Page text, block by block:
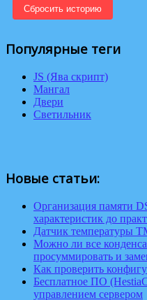
Сбросить историю
Популярные теги
JS (Ява скрипт)
Мангал
Двери
Светильник
Новые статьи:
Организация памяти
характеристик до
Датчик температуры
Можно ли все
просуммировать и
Как проверить
Бесплатное ПО
управлением сервером